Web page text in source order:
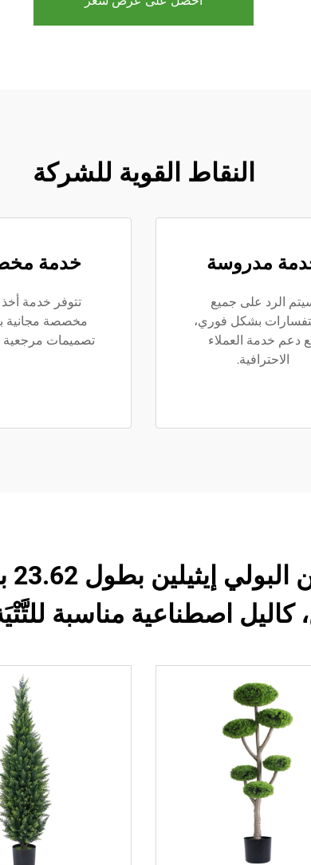
النقاط القوية للشركة
مدروسة
الرد على جميع
بشكل فوري،
دعم خدمة العملاء
الاحترافية.
خدمة
تتوفر خدمة
مخصصة مجانية
تصميمات مرجعية
اصطناعية مناسبة